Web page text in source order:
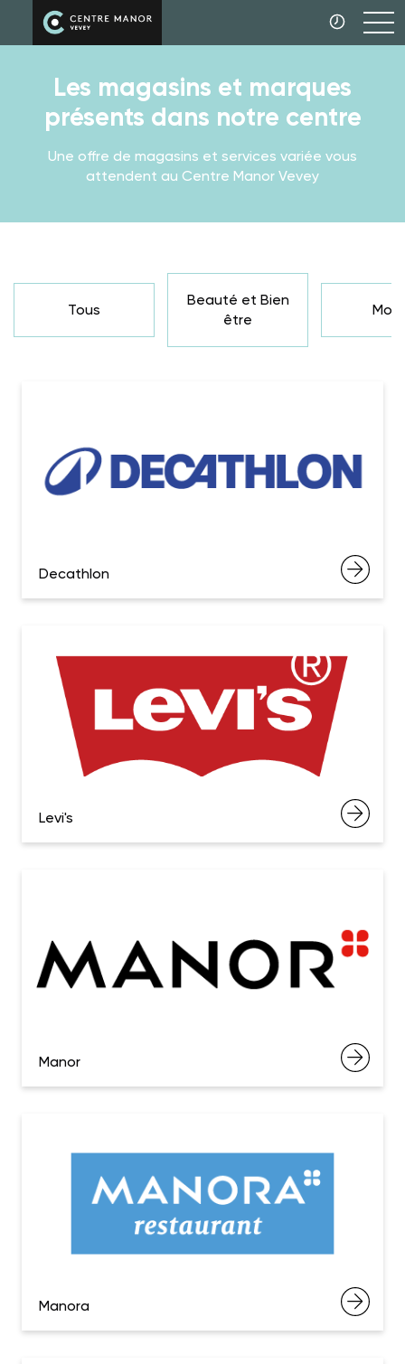
Les magasins et marques
présents dans notre centre
Une offre de magasins et services variée vous
attendent au Centre Manor Vevey
Tous
Beauté et Bien
être
Decathlon
Levi's
Manor
Manora